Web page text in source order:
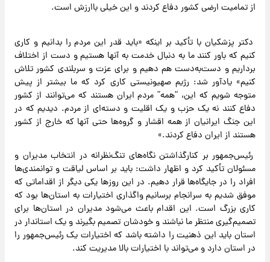
از تمامیت ارضی کشور دفاع کردند و این خیلی باارزش است.
دکتر پزشکیان با تأکید بر اینکه «باید قدر این مردم را بدانیم و کاری
کنیم که باور کنند ما به دنبال خدمت به آنها هستیم و دست از اختلاف
برداریم و دست‌به‌دست هم دهیم و برای عزت و سربلندی کشور تلاش
کنیم» یادآور شد: رژیم صهیونیستی کاری کرد که ما بیشتر از پیش
متوجه شویم که این، “همه” مردم ایران هستند که می‌توانند از کشور
دفاع کنند نه یک حزب و یک اقلیت و دسته‌ای از مردم. دیدیم که در
این جنگ ایرانیان از همه اقشار و گروه‌ها حتی آنها که خارج از کشور
هستند از ایران دفاع کردند.»
رئیس‌جمهور بر کنارگذاشتن نگاه‌های تنگ‌نظرانه در انتخاب مدیران و
مسئولان تأکید کرد و اظهار داشت: باید بر اساس لیاقت و توانمندی‌ها
افراد را در جایگاه‌ها قرار دهیم. در این روزها یکی دیگر از اقداماتی که
موفق شدیم به سرانجام برسانیم واگذاری اختیارات به استان‌ها بود که
کاری بزرگ است. این اقدام باعث می‌شود مدیران در استان‌ها برای
تصمیم‌گیری منتظر ما نباشند و خودشان تصمیم بگیرند و یک استاندار در
استان باید این ذهنیت را داشته باشد که اختیارات یک رئیس‌جمهور را
در استان دارد و می‌تواند با اختیارات بالا مدیریت کند.